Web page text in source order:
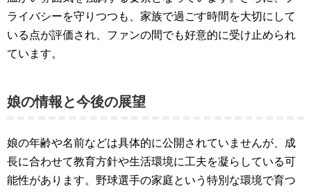
ライバシーを守りつつも、家族で過ごす時間を大切にして
いる点が評価され、ファンの間でも好意的に受け止められ
ています。
娘の情報と今後の展望
娘の年齢や名前などは具体的に公開されていませんが、成
長に合わせて教育方針や生活環境に工夫を凝らしている可
能性があります。野球選手の家庭という特別な環境で育つ